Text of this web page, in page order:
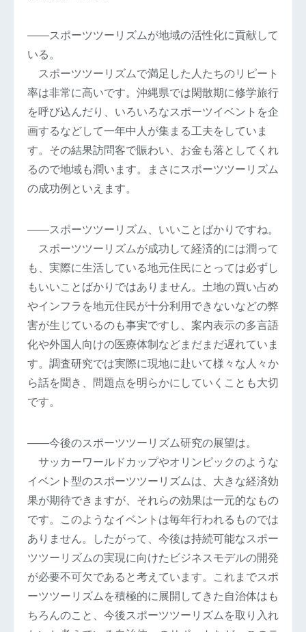
――スポーツツーリズムが地域の活性化に貢献して
いる。
スポーツツーリズムで満足した人たちのリピート
率は非常に高いです。沖縄県では閑散期に修学旅行
を呼び込んだり、いろいろなスポーツイベントを企
画するなどして一年中人が集まる工夫をしていま
す。その結果訪問客で賑わい、お金も落としてくれ
るので地域も潤います。まさにスポーツツーリズム
の成功例といえます。
――スポーツツーリズム、いいことばかりですね。
スポーツツーリズムが成功して経済的には潤って
も、実際に生活している地元住民にとっては必ずし
もいいことばかりではありません。土地の買い占め
やインフラを地元住民が十分利用できないなどの弊
害が生じているのも事実ですし、案内表示の多言語
化や外国人向けの医療体制などまだまだ遅れていま
す。調査研究では実際に現地に赴いて様々な人々か
ら話を聞き、問題点を明らかにしていくことも大切
です。
――今後のスポーツツーリズム研究の展望は。
サッカーワールドカップやオリンピックのような
イベント型のスポーツツーリズムは、大きな経済効
果が期待できますが、それらの効果は一元的なもの
です。このようなイベントは毎年行われるものでは
ありません。したがって、今後は持続可能なスポー
ツツーリズムの実現に向けたビジネスモデルの開発
が必要不可欠であると考えています。これまでスポ
ーツツーリズムを積極的に展開してきた自治体はも
ちろんのこと、今後スポーツツーリズムを取り入れ